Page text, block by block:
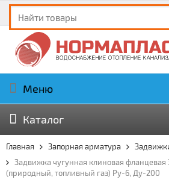
Меню
Каталог
Главная Запорная арматура
Задвижка чугунная клиновая фланцевая
(природный, топливный газ) Ру-6, Ду-200